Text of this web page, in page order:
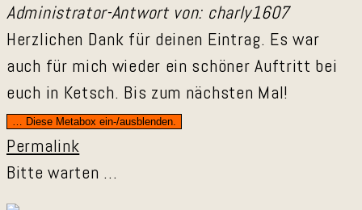
Administrator-Antwort von: charly1607
Herzlichen Dank für deinen Eintrag. Es war
auch für mich wieder ein schöner Auftritt bei
euch in Ketsch. Bis zum nächsten Mal!
… Diese Metabox ein-/ausblenden.
Permalink
Bitte warten …